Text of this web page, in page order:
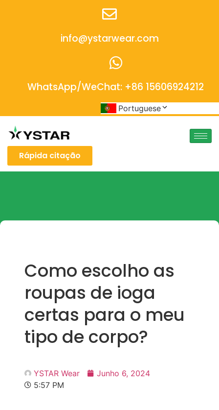
info@ystarwear.com
WhatsApp/WeChat: +86 15606924212
Portuguese
Rápida citação
Como escolho as
roupas de ioga
certas para o meu
tipo de corpo?
YSTAR Wear
Junho 6, 2024
5:57 PM